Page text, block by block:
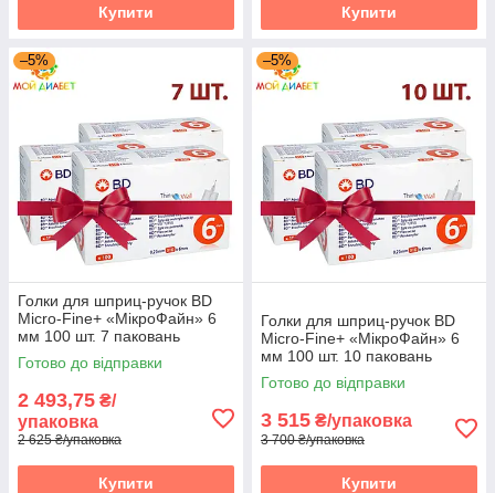
Купити Купити
–5%
Голки для шприц-ручок BD
Micro-Fine+ «МікроФайн» 6
мм 100 шт. 7 паковань
Готово до відправки
2 493,75 ₴/
упаковка
2 625 ₴/упаковка
Купити
–5%
Голки для шприц-ручок BD
Micro-Fine+ «МікроФайн» 6
мм 100 шт. 10 паковань
Готово до відправки
3 515 ₴/упаковка
3 700 ₴/упаковка
Купити